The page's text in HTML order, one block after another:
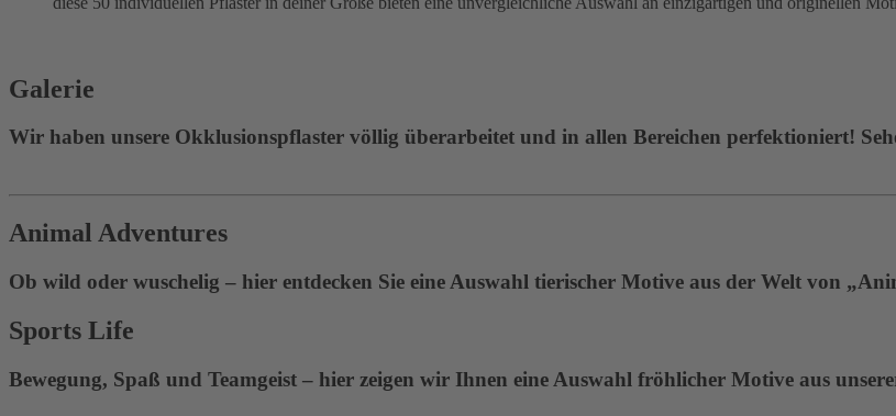
Galerie
Wir haben unsere Okklusionspflaster völlig überarbeitet und in allen Bereichen perfektioniert!
Animal Adventures
Ob wild oder wuschelig – hier entdecken Sie eine Auswahl tierischer Motive aus der Welt von
Sports Life
Bewegung, Spaß und Teamgeist – hier zeigen wir Ihnen eine Auswahl fröhlicher Motive aus